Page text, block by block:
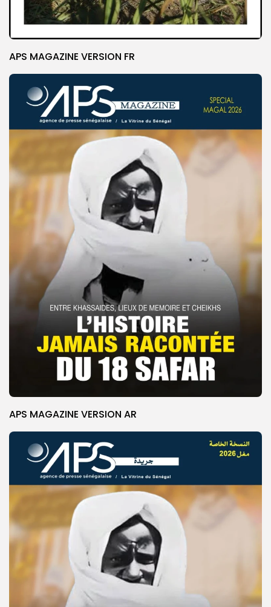
APS MAGAZINE VERSION FR
APS MAGAZINE VERSION AR